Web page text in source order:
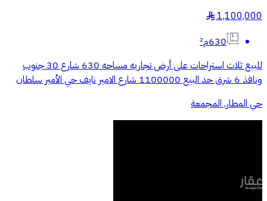
1,100,000
§
630م²
للبيع ثلاث استراحات على أرض تجاريه مساحه 630 شارع 30 جنوب
ونافذ 6 شرق حد البيع 1100000 شارع الامير نايف حي الأمير سلطان
حي المطار, المجمعة